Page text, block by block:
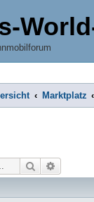
Marktplatz
Suche